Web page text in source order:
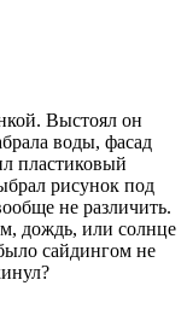
Выстоял он
воды, фасад
пластиковый
рисунок под
не различить.
дождь, или солнце
сайдингом не